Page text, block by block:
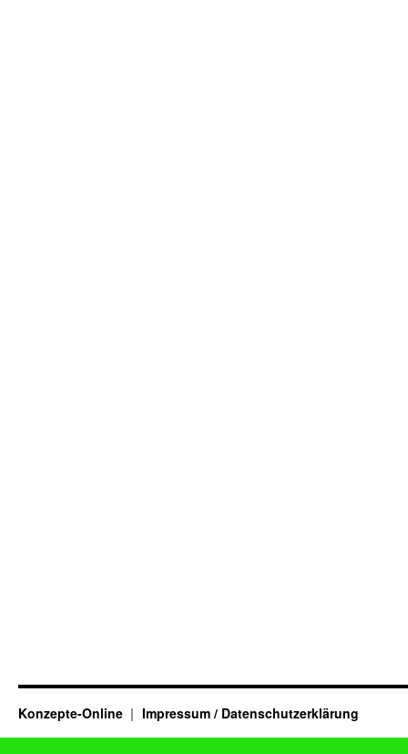
Konzepte-Online Impressum / Datenschutzerklärung